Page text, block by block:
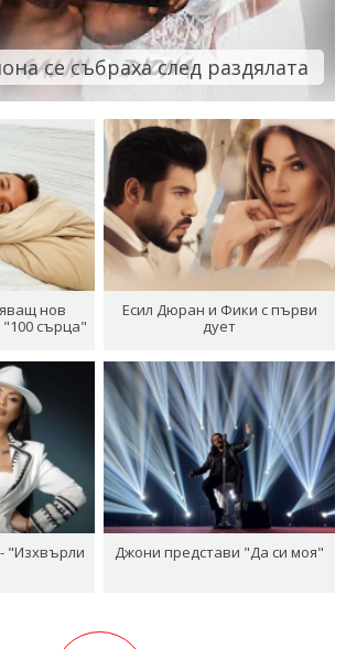
се събраха след раздялата
нов
сърца"
Есил Дюран и Фики с първи
дует
"Изхвърли
Джони представи "Да си моя"